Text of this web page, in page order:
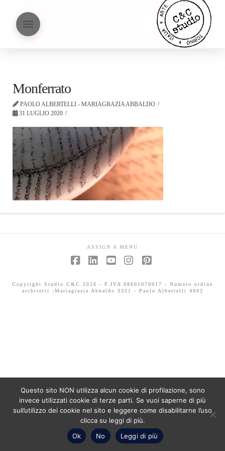
Monferrato
PAOLO ALBERTELLI - MARIAGRAZIA ABBALDO
31 LUGLIO 2020
ASSIGN A MENU
Copyright Studio C&C 2026 - P.IVA 08601070017 - Numero ordine
architetti -Mariagrazia Abbaldo 3351 - Paolo Albertelli 4802
Questo sito NON utilizza alcun cookie di profilazione, sono
invece utilizzati cookie di terze parti. Se vuoi saperne di più
sull’utilizzo dei cookie nel sito e leggere come disabilitarne l’uso
clicca su leggi di più.
Ok
No Leggi di più